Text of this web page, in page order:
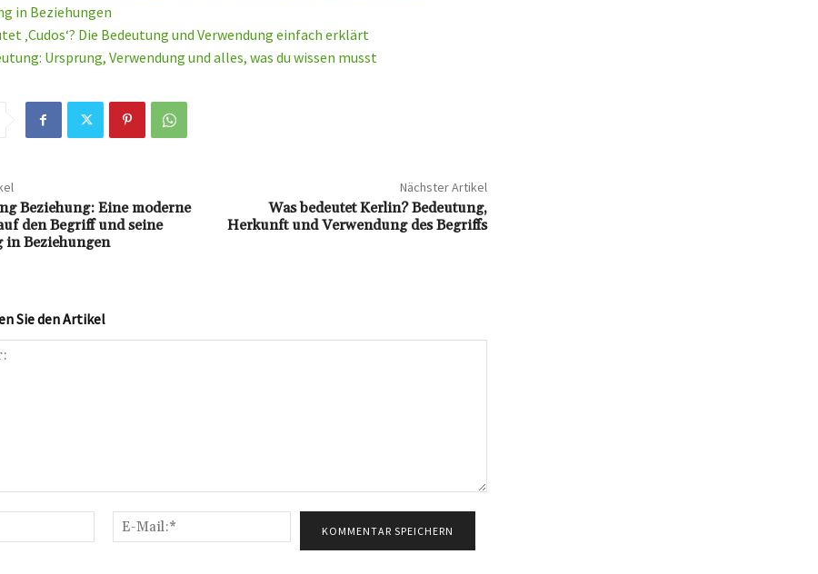
in Beziehungen
‚Cudos‘? Die Bedeutung und Verwendung einfach erklärt
Ursprung, Verwendung und alles, was du wissen musst
Beziehung: Eine moderne
den Begriff und seine
in Beziehungen
Nächster Artikel
Was bedeutet Kerlin? Bedeutung,
Herkunft und Verwendung des Begriffs
Sie den Artikel
Name:*
Mail:*